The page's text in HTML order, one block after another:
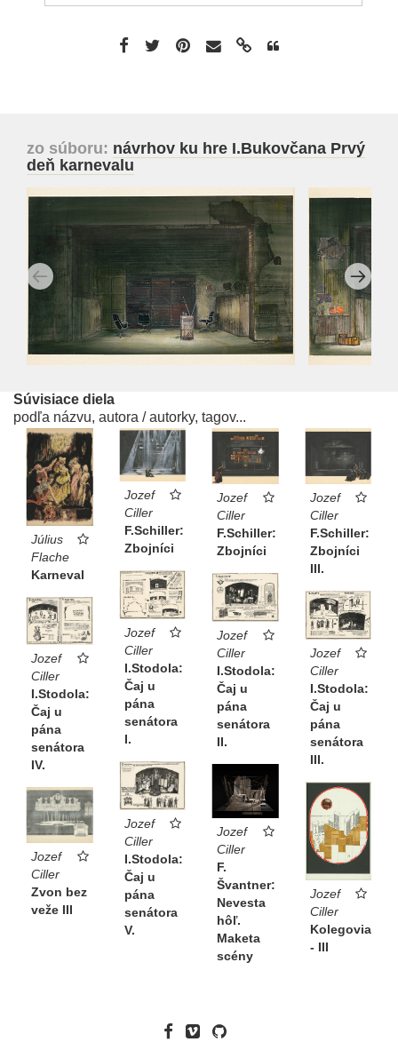
zo súboru: návrhov ku hre I.Bukovčana Prvý
deň karnevalu
Súvisiace diela
podľa názvu, autora / autorky, tagov...
Július
Flache
Karneval
Jozef
Ciller
F.Schiller:
Zbojníci
Jozef
Ciller
F.Schiller:
Zbojníci
Jozef
Ciller
F.Schiller:
Zbojníci
III.
Jozef
Ciller
I.Stodola:
Čaj u
pána
senátora
I.
Jozef
Ciller
I.Stodola:
Čaj u
pána
senátora
II.
Jozef
Ciller
I.Stodola:
Čaj u
pána
senátora
III.
Jozef
Ciller
I.Stodola:
Čaj u
pána
senátora
IV.
Jozef
Ciller
I.Stodola:
Čaj u
pána
senátora
V.
Jozef
Ciller
F.
Švantner:
Nevesta
hôľ.
Maketa
scény
Jozef
Ciller
Kolegovia
- III
Jozef
Ciller
Zvon bez
veže III